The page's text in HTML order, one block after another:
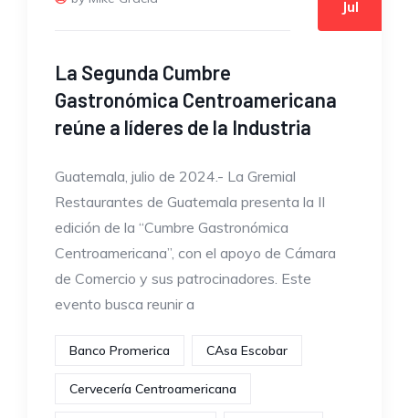
Jul
La Segunda Cumbre
Gastronómica Centroamericana
reúne a líderes de la Industria
Guatemala, julio de 2024.- La Gremial
Restaurantes de Guatemala presenta la II
edición de la “Cumbre Gastronómica
Centroamericana”, con el apoyo de Cámara
de Comercio y sus patrocinadores. Este
evento busca reunir a
Banco Promerica CAsa Escobar
Cervecería Centroamericana